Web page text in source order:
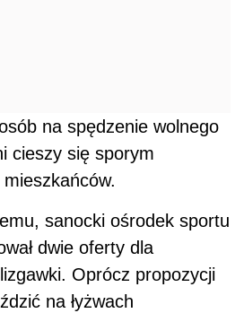
na spędzenie wolnego
cieszy się sporym
sanocki ośrodek sportu
dwie oferty dla
Oprócz propozycji
na łyżwach